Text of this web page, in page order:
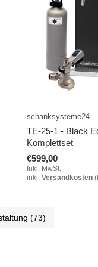
schanksysteme24
TE-25-1 - Black
Komplettset
€599,00
Inkl. MwSt.
inkl. Versandkosten
(73)